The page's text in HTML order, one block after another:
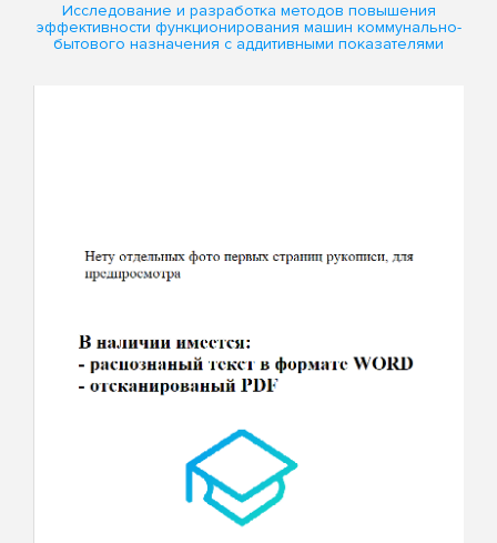
Исследование и разработка методов повышения
эффективности функционирования машин коммунально-
бытового назначения с аддитивными показателями